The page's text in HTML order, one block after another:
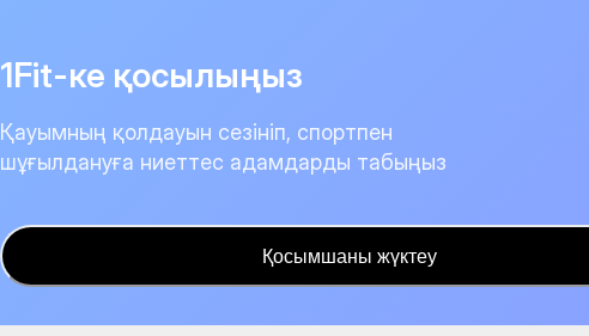
1Fit-ке қосылыңыз
Қауымның қолдауын сезініп, спортпен
шұғылдануға ниеттес адамдарды табыңыз
Қосымшаны жүктеу